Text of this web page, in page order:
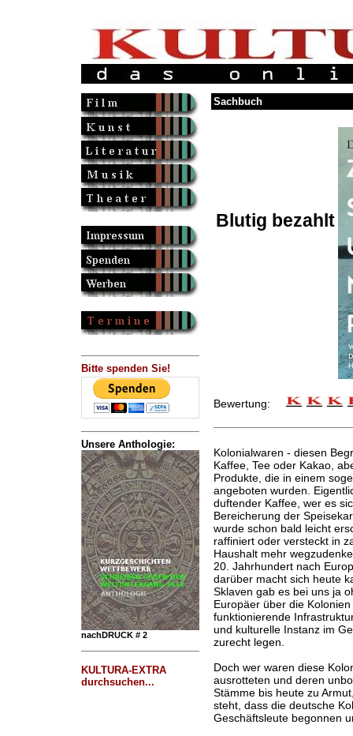
Bitte spenden Sie!
Unsere Anthologie:
nachDRUCK # 2
KULTURA-EXTRA
durchsuchen...
Sachbuch
Blutig bezahlt
Bewertung:
Kolonialwaren - diesen
Kaffee, Tee oder Kakao,
Produkte, die in einem
angeboten wurden.
duftender Kaffee, wer es
Bereicherung der
wurde schon bald leicht
raffiniert oder versteckt in
Haushalt mehr
20. Jahrhundert nach
darüber macht sich heute
Sklaven gab es bei uns ja
Europäer über die
funktionierende
und kulturelle Instanz im
zurecht legen.
Doch wer waren diese
ausrotteten und deren
Stämme bis heute zu
steht, dass die deutsche
Geschäftsleute begonnen